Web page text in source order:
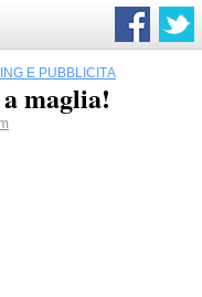
E PUBBLICITÀ
maglia!